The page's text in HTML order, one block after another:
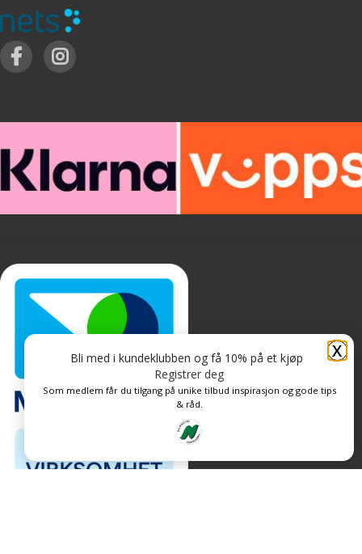
X
Bli med i kundeklubben og få 10% på et kjøp
Registrer deg
Som medlem får du tilgang på unike tilbud inspirasjon og gode tips
& råd.